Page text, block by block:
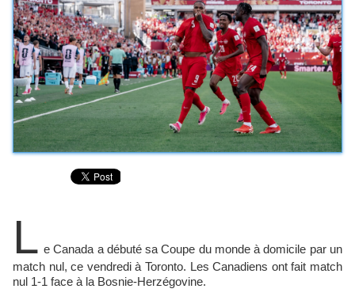
L e Canada a débuté sa Coupe du monde à domicile par un
match nul, ce vendredi à Toronto. Les Canadiens ont fait match
nul 1-1 face à la Bosnie-Herzégovine.